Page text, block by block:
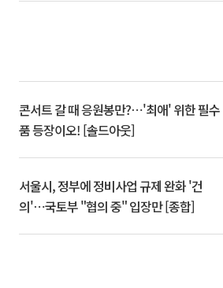
콘서트 갈 때 응원봉만?⋯'최애' 위한 필수
품 등장이오! [솔드아웃]
서울시, 정부에 정비사업 규제 완화 '건
의'⋯국토부 "협의 중" 입장만 [종합]